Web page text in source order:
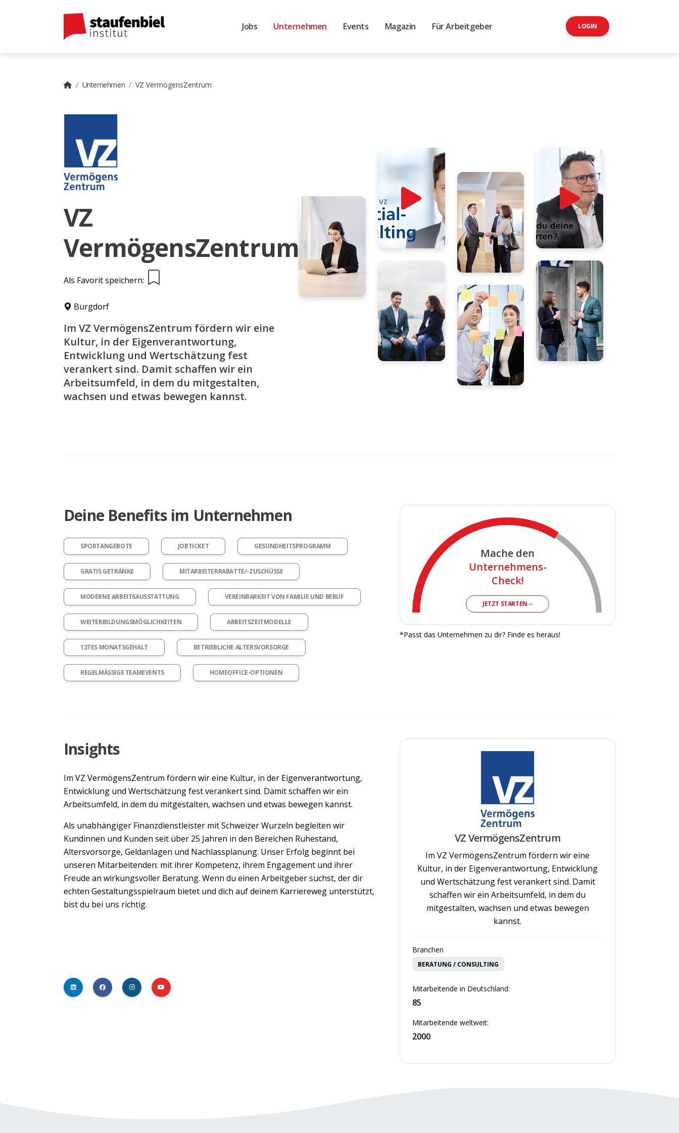
Jobs Unternehmen Events Magazin Für Arbeitgeber LOGIN
Unternehmen VZ VermögensZentrum
VZ
VermögensZentrum
Als Favorit speichern:
Burgdorf
Im VZ VermögensZentrum fördern wir eine
Kultur, in der Eigenverantwortung,
Entwicklung und Wertschätzung fest
verankert sind. Damit schaffen wir ein
Arbeitsumfeld, in dem du mitgestalten,
wachsen und etwas bewegen kannst.
Deine Benefits im Unternehmen
SPORTANGEBOTE JOBTICKET GESUNDHEITSPROGRAMM
GRATIS GETRÄNKE MITARBEITERRABATTE/-ZUSCHÜSSE
MODERNE ARBEITSAUSSTATTUNG VEREINBARKEIT VON FAMILIE UND BERUF
WEITERBILDUNGSMÖGLICHKEITEN ARBEITSZEITMODELLE
13TES MONATSGEHALT BETRIEBLICHE ALTERSVORSORGE
REGELMÄSSIGE TEAMEVENTS HOMEOFFICE-OPTIONEN
Mache den
Unternehmens-
Check!
JETZT STARTEN
*Passt das Unternehmen zu dir? Finde es heraus!
Insights
Im VZ VermögensZentrum fördern wir eine Kultur, in der Eigenverantwortung,
Entwicklung und Wertschätzung fest verankert sind. Damit schaffen wir ein
Arbeitsumfeld, in dem du mitgestalten, wachsen und etwas bewegen kannst.
Als unabhängiger Finanzdienstleister mit Schweizer Wurzeln begleiten wir
Kundinnen und Kunden seit über 25 Jahren in den Bereichen Ruhestand,
Altersvorsorge, Geldanlagen und Nachlassplanung. Unser Erfolg beginnt bei
unseren Mitarbeitenden: mit ihrer Kompetenz, ihrem Engagement und ihrer
Freude an wirkungsvoller Beratung. Wenn du einen Arbeitgeber suchst, der dir
echten Gestaltungsspielraum bietet und dich auf deinem Karriereweg unterstützt,
bist du bei uns richtig.
VZ VermögensZentrum
Im VZ VermögensZentrum fördern wir eine
Kultur, in der Eigenverantwortung, Entwicklung
und Wertschätzung fest verankert sind. Damit
schaffen wir ein Arbeitsumfeld, in dem du
mitgestalten, wachsen und etwas bewegen
kannst.
Branchen
BERATUNG / CONSULTING
Mitarbeitende in Deutschland:
85
Mitarbeitende weltweit:
2000